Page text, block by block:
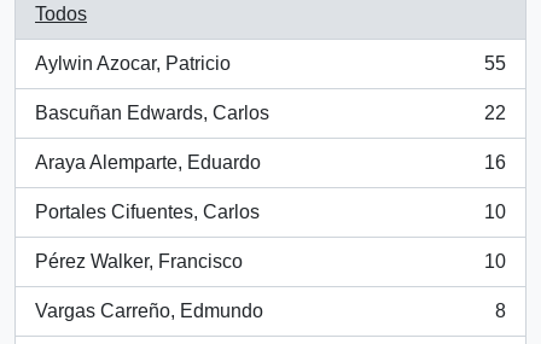
Todos
Aylwin Azocar, Patricio
, 55 resultados
55
Bascuñan Edwards, Carlos
, 22 resultados
22
Araya Alemparte, Eduardo
, 16 resultados
16
Portales Cifuentes, Carlos
, 10 resultados
10
Pérez Walker, Francisco
, 10 resultados
10
Vargas Carreño, Edmundo
, 8 resultados
8